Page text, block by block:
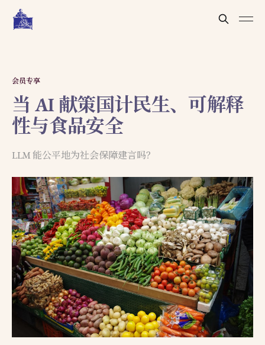
会员专享
当 AI 献策国计民生、可解释
性与食品安全
LLM 能公平地为社会保障建言吗？